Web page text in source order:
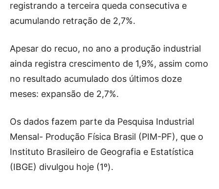
registrando a terceira queda consecutiva e
acumulando retração de 2,7%.
Apesar do recuo, no ano a produção industrial
ainda registra crescimento de 1,9%, assim como
no resultado acumulado dos últimos doze
meses: expansão de 2,7%.
Os dados fazem parte da Pesquisa Industrial
Mensal- Produção Física Brasil (PIM-PF), que o
Instituto Brasileiro de Geografia e Estatística
(IBGE) divulgou hoje (1º).